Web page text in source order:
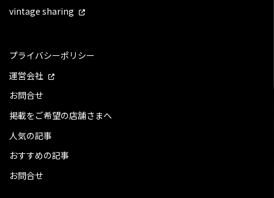
vintage sharing
プライバシーポリシー
運営会社
お問合せ
掲載をご希望の店舗さまへ
人気の記事
おすすめの記事
お問合せ